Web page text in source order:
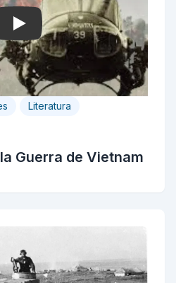
Play
Literatura
Guerra de Vietnam